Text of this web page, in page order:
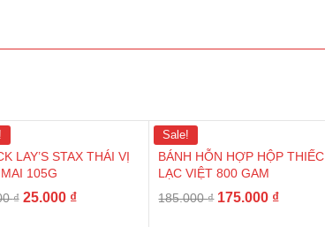
LAY’S STAX THÁI VỊ
105G
₫ 25.000 ₫
Sale!
BÁNH HỖN HỢP HỘP THIẾC
LẠC VIỆT 800 GAM
185.000₫ 175.000 ₫